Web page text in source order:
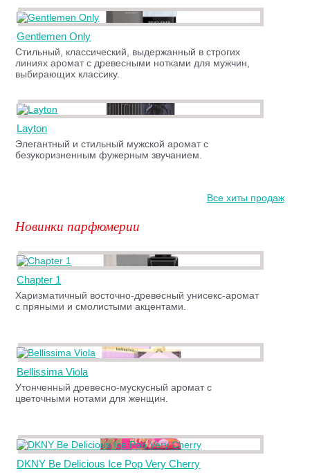
Gentlemen Only
Стильный, классический, выдержанный в строгих
линиях аромат с древесными нотками для мужчин,
выбирающих классику.
Layton
Элегантный и стильный мужской аромат с
безукоризненным фужерным звучанием.
Все хиты продаж
Новинки парфюмерии
Chapter 1
Харизматичный восточно-древесный унисекс-аромат
с пряными и смолистыми акцентами.
Bellissima Viola
Утонченный древесно-мускусный аромат с
цветочными нотами для женщин.
DKNY Be Delicious Ice Pop Very Cherry